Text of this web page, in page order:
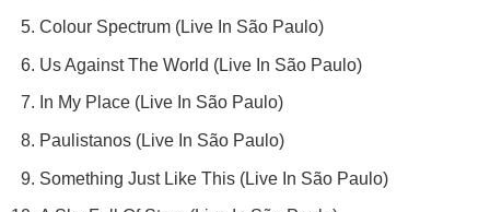
Colour Spectrum (Live In São Paulo)
Us Against The World (Live In São Paulo)
In My Place (Live In São Paulo)
Paulistanos (Live In São Paulo)
Something Just Like This (Live In São Paulo)